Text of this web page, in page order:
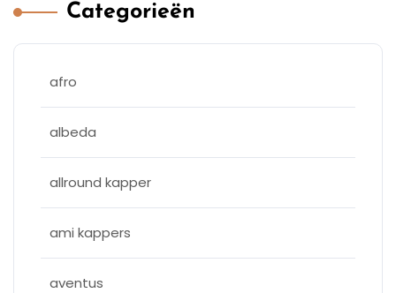
Categorieën
afro
albeda
allround kapper
ami kappers
aventus